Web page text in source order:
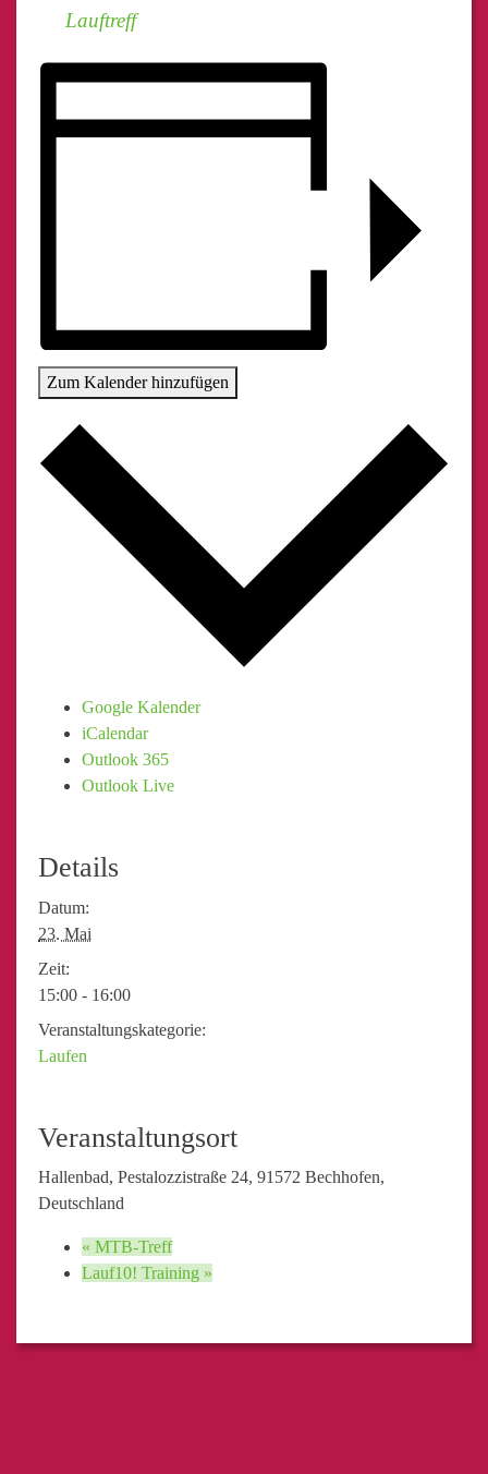
Lauftreff
Zum Kalender hinzufügen
Google Kalender
iCalendar
Outlook 365
Outlook Live
Details
Datum:
23. Mai
Zeit:
15:00 - 16:00
Veranstaltungskategorie:
Laufen
Veranstaltungsort
Hallenbad, Pestalozzistraße 24, 91572 Bechhofen,
Deutschland
« MTB-Treff
Lauf10! Training »